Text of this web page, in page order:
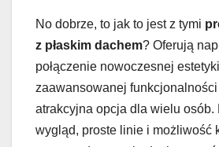
No dobrze, to jak to jest z tymi
z płaskim dachem? Oferują
połączenie nowoczesnej
zaawansowanej
atrakcyjna opcja dla wielu osób.
wygląd, proste linie i możliwość